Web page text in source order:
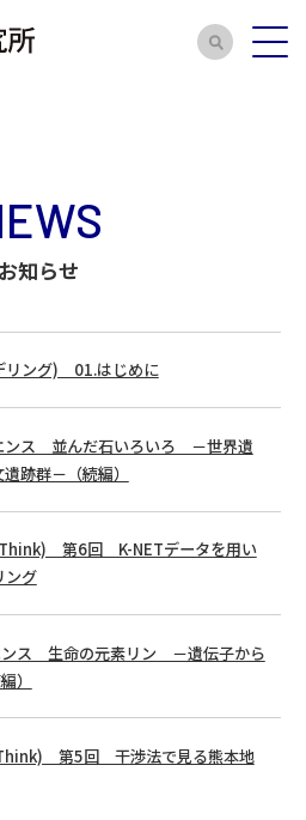
お知らせ
リング) 01.はじめに
ンス 並んだ石いろいろ －世界遺
跡群－（続編）
第6回 K-NETデータを用い
ング
ンス 生命の元素リン －遺伝子から
）
第5回 干渉法で見る熊本地